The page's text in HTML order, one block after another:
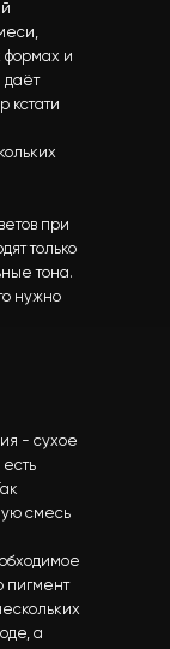
формах и
даёт
кстати
при
только
тона.
нужно
- сухое
смесь
пигмент
а